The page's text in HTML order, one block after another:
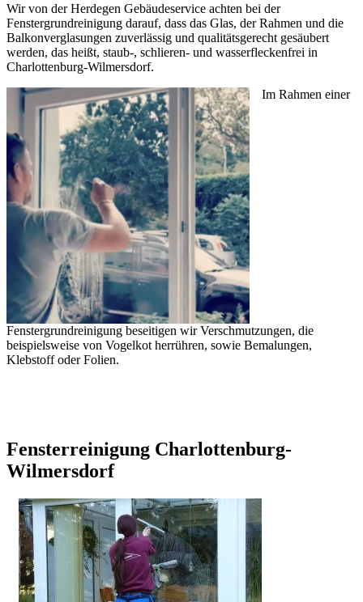
Wir von der Herdegen Gebäudeservice achten bei der
Fenstergrundreinigung darauf, dass das Glas, der Rahmen und die
Balkonverglasungen zuverlässig und qualitätsgerecht gesäubert
werden, das heißt, staub-, schlieren- und wasserfleckenfrei in
Charlottenburg-Wilmersdorf.
Im Rahmen einer
Fenstergrundreinigung beseitigen wir Verschmutzungen, die
beispielsweise von Vogelkot herrühren, sowie Bemalungen,
Klebstoff oder Folien.
Fensterreinigung Charlottenburg-
Wilmersdorf